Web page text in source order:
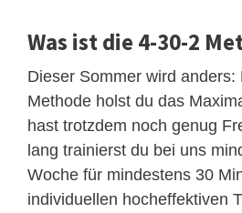
Was ist die 4-30-2
Dieser Sommer wird anders:
Methode holst du das
hast trotzdem noch genug
lang trainierst du bei uns
Woche für mindestens 30
individuellen hocheffektiven